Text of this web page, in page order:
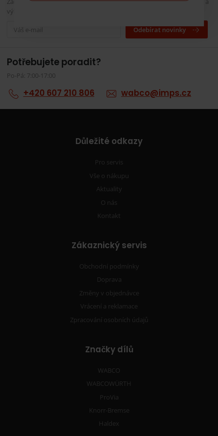
výhodných akcích
Odebírat novinky
Potřebujete poradit?
Po-Pá: 7:00-17:00
+420 607 210 806 wabco@imps.cz
Důležité odkazy
Pro servis
Vše o nákupu
Aktuality
O nás
Kontakt
Zákaznický servis
Obchodní podmínky
Doprava
Změny v objednávce
Vrácení a reklamace
Zpracování osobních údajů
Značky dílů
WABCO
WABCOWÜRTH
ProVia
Knorr-Bremse
Haldex